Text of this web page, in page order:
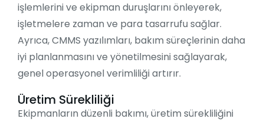
işlemlerini ve ekipman duruşlarını önleyerek,
işletmelere zaman ve para tasarrufu sağlar.
Ayrıca, CMMS yazılımları, bakım süreçlerinin daha
iyi planlanmasını ve yönetilmesini sağlayarak,
genel operasyonel verimliliği artırır.
Üretim Sürekliliği
Ekipmanların düzenli bakımı, üretim sürekliliğini